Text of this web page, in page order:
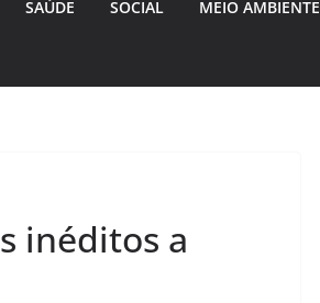
SAÚDE SOCIAL MEIO AMBIENTE
inéditos a